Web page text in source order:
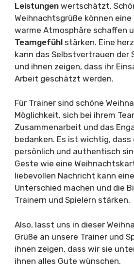
Leistungen wertschätzt.
Weihnachtsgrüße können
warme Atmosphäre schaffen
Teamgefühl stärken. Eine
kann das Selbstvertrauen der
und ihnen zeigen, dass ihr
Arbeit geschätzt werden.
Für Trainer sind schöne
Möglichkeit, sich bei ihrem
Zusammenarbeit und das
bedanken. Es ist wichtig, dass
persönlich und authentisch
Geste wie eine
liebevollen Nachricht kann
Unterschied machen und die
Trainern und Spielern stärken.
Also, lasst uns in dieser
Grüße an unsere Trainer und
ihnen zeigen, dass wir sie
ihnen alles Gute wünschen.